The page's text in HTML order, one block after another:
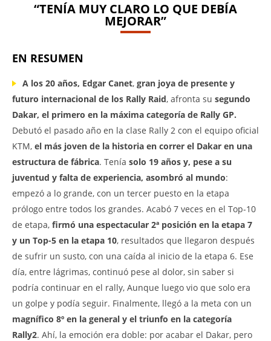
“TENÍA MUY CLARO LO QUE DEBÍA
MEJORAR”
EN RESUMEN
A los 20 años, Edgar Canet, gran joya de presente y
futuro internacional de los Rally Raid, afronta su segundo
Dakar, el primero en la máxima categoría de Rally GP.
Debutó el pasado año en la clase Rally 2 con el equipo oficial
KTM, el más joven de la historia en correr el Dakar en una
estructura de fábrica. Tenía solo 19 años y, pese a su
juventud y falta de experiencia, asombró al mundo:
empezó a lo grande, con un tercer puesto en la etapa
prólogo entre todos los grandes. Acabó 7 veces en el Top-10
de etapa, firmó una espectacular 2ª posición en la etapa 7
y un Top-5 en la etapa 10, resultados que llegaron después
de sufrir un susto, con una caída al inicio de la etapa 6. Ese
día, entre lágrimas, continuó pese al dolor, sin saber si
podría continuar en el rally, Aunque luego vio que solo era
un golpe y podía seguir. Finalmente, llegó a la meta con un
magnífico 8º en la general y el triunfo en la categoría
Rally2. Ahí, la emoción era doble: por acabar el Dakar, pero